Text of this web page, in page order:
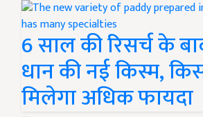
6 साल की रिसर्च के
धान की नई किस्म,
मिलेगा अधिक फायदा